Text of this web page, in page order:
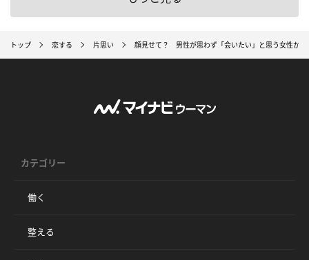
トップ 恋する 片思い 顔見せて？ 男性が思わず「会いたい」と思う女性から
カテゴリー
働く
整える